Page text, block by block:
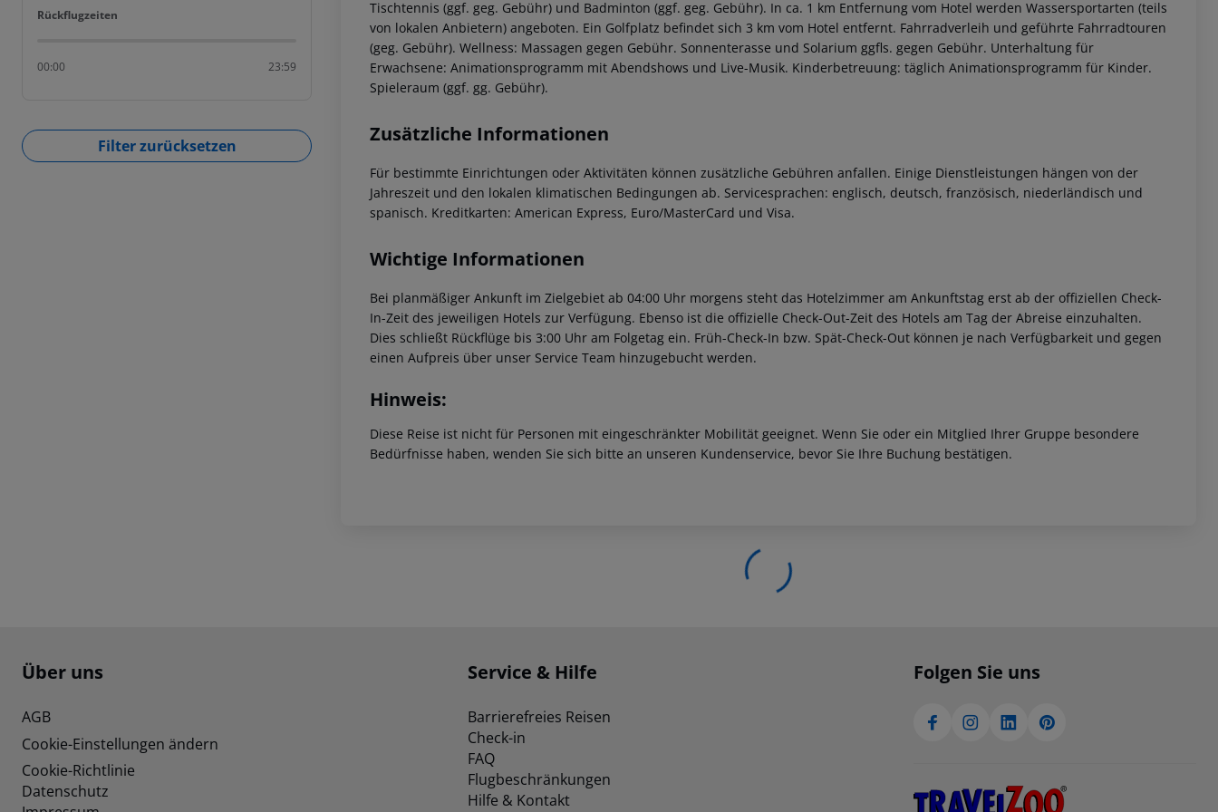
Rückflugzeiten
Rückflugzeiten
00:00 23:59
Filter zurücksetzen
Tischtennis (ggf. geg. Gebühr) und Badminton (ggf. geg. Gebühr). In ca. 1 km Entfernung vom Hotel werden Wassersportarten (teils
von lokalen Anbietern) angeboten. Ein Golfplatz befindet sich 3 km vom Hotel entfernt. Fahrradverleih und geführte Fahrradtouren
(geg. Gebühr). Wellness: Massagen gegen Gebühr. Sonnenterasse und Solarium ggfls. gegen Gebühr. Unterhaltung für
Erwachsene: Animationsprogramm mit Abendshows und Live-Musik. Kinderbetreuung: täglich Animationsprogramm für Kinder.
Spieleraum (ggf. gg. Gebühr).
Zusätzliche Informationen
Für bestimmte Einrichtungen oder Aktivitäten können zusätzliche Gebühren anfallen. Einige Dienstleistungen hängen von der
Jahreszeit und den lokalen klimatischen Bedingungen ab. Servicesprachen: englisch, deutsch, französisch, niederländisch und
spanisch. Kreditkarten: American Express, Euro/MasterCard und Visa.
Wichtige Informationen
Bei planmäßiger Ankunft im Zielgebiet ab 04:00 Uhr morgens steht das Hotelzimmer am Ankunftstag erst ab der offiziellen Check-
In-Zeit des jeweiligen Hotels zur Verfügung. Ebenso ist die offizielle Check-Out-Zeit des Hotels am Tag der Abreise einzuhalten.
Dies schließt Rückflüge bis 3:00 Uhr am Folgetag ein. Früh-Check-In bzw. Spät-Check-Out können je nach Verfügbarkeit und gegen
einen Aufpreis über unser Service Team hinzugebucht werden.
Hinweis:
Diese Reise ist nicht für Personen mit eingeschränkter Mobilität geeignet. Wenn Sie oder ein Mitglied Ihrer Gruppe besondere
Bedürfnisse haben, wenden Sie sich bitte an unseren Kundenservice, bevor Sie Ihre Buchung bestätigen.
Footer navigation
Über uns
AGB
Cookie-Einstellungen ändern
Cookie-Richtlinie
Datenschutz
Service & Hilfe
Barrierefreies Reisen
Check-in
FAQ
Flugbeschränkungen
Hilfe & Kontakt
Folgen Sie uns